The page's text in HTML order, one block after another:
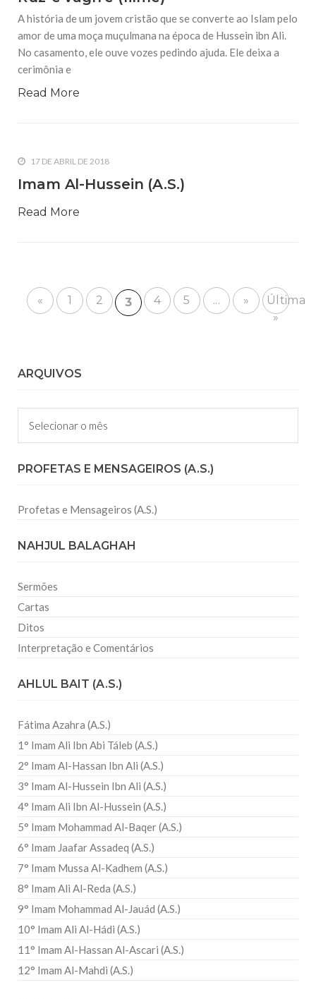
A história de um jovem cristão que se converte ao Islam pelo
amor de uma moça muçulmana na época de Hussein ibn Ali.
No casamento, ele ouve vozes pedindo ajuda. Ele deixa a
cerimônia e
Read More
17 DE ABRIL DE 2018
Imam Al-Hussein (A.S.)
Read More
« 1 2 3 4 5 ... »
Última
»
ARQUIVOS
Arquivos
PROFETAS E MENSAGEIROS (A.S.)
Profetas e Mensageiros (A.S.)
NAHJUL BALAGHAH
Sermões
Cartas
Ditos
Interpretação e Comentários
AHLUL BAIT (A.S.)
Fátima Azahra (A.S.)
1° Imam Ali Ibn Abi Táleb (A.S.)
2° Imam Al-Hassan Ibn Ali (A.S.)
3° Imam Al-Hussein Ibn Ali (A.S.)
4° Imam Ali Ibn Al-Hussein (A.S.)
5° Imam Mohammad Al-Baqer (A.S.)
6° Imam Jaafar Assadeq (A.S.)
7° Imam Mussa Al-Kadhem (A.S.)
8° Imam Ali Al-Reda (A.S.)
9° Imam Mohammad Al-Jauád (A.S.)
10° Imam Ali Al-Hádi (A.S.)
11° Imam Al-Hassan Al-Ascari (A.S.)
12° Imam Al-Mahdi (A.S.)